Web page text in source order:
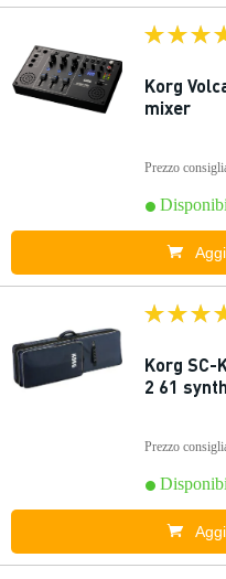
Korg
mixer
Prezzo
Korg SC-
2 61
Prezzo